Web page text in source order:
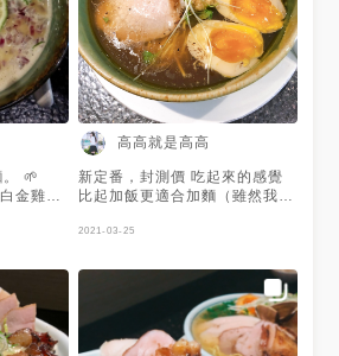
🌱
湯
度的兩倍
重口
過鹹或是
，濃郁
，再搭配
高高就是高高
新定番，封測價 吃起來的感覺
比起加飯更適合加麵（雖然我還
喝完 很鮮甜，不會太鹹，把薑
2021-03-25